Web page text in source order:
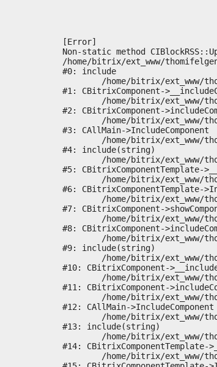
[Error]
Non-static method
/home/bitrix/ext_www/
#0: include
#1: CBitrixComponent-
#2: CBitrixComponent-
#3: CAllMain->IncludeComponent
#4: include(string)
#5: CBitrixComponentTemplate-
#6: CBitrixComponentTemplate-
#7: CBitrixComponent-
#8: CBitrixComponent-
#9: include(string)
#10: CBitrixComponent-
#11: CBitrixComponent-
#12: CAllMain->IncludeComponent
#13: include(string)
#14: CBitrixComponentTemplate-